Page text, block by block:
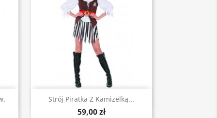
Strój Piratka Z Kamizelką...
59,00 zł
Szybki podgląd